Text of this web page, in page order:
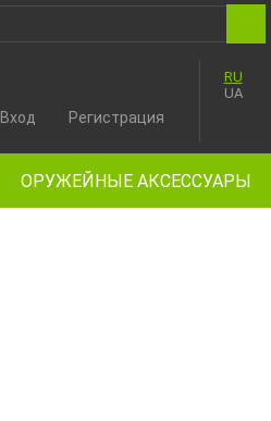
RU
UA
Вход Регистрация
ОРУЖЕЙНЫЕ АКСЕССУАРЫ